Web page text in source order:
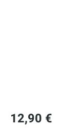
Regulärer Preis:
12,90 €